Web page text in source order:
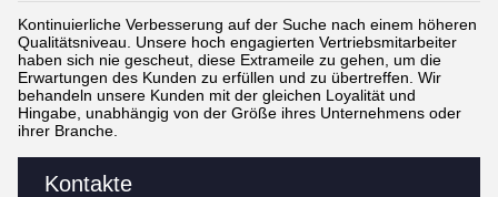
Kontakte
Kontinuierliche Verbesserung auf der Suche nach einem höheren
Qualitätsniveau. Unsere hoch engagierten Vertriebsmitarbeiter
haben sich nie gescheut, diese Extrameile zu gehen, um die
Erwartungen des Kunden zu erfüllen und zu übertreffen. Wir
behandeln unsere Kunden mit der gleichen Loyalität und
Hingabe, unabhängig von der Größe ihres Unternehmens oder
ihrer Branche.